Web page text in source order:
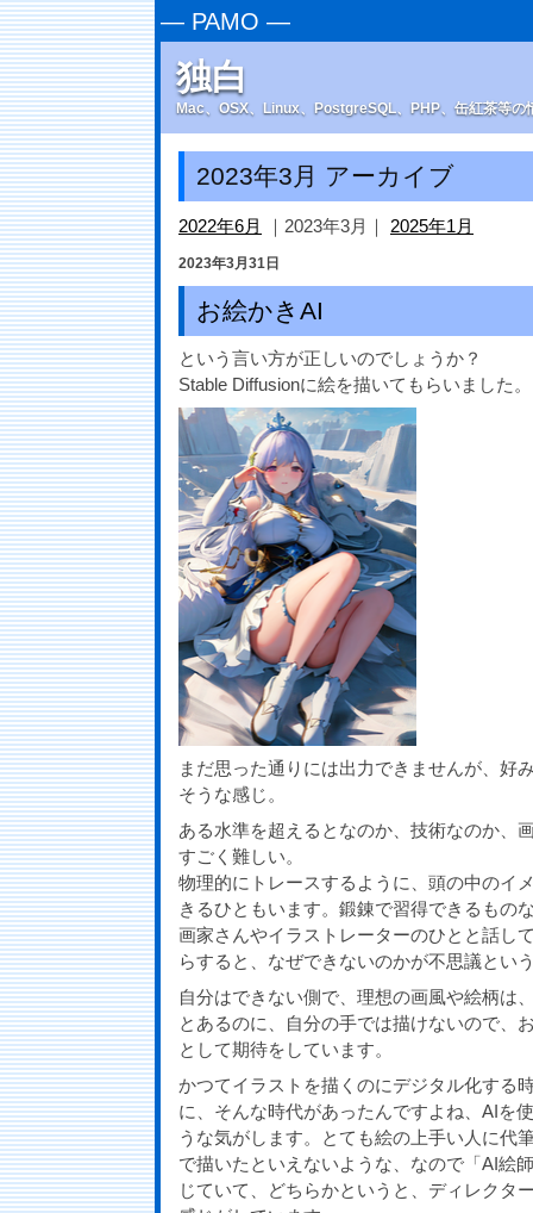
— PAMO —
独白
Mac、OSX、Linux、PostgreSQL、PHP、缶紅茶等の
2023年3月 アーカイブ
2022年6月 ｜2023年3月｜ 2025年1月
2023年3月31日
お絵かきAI
という言い方が正しいのでしょうか？
Stable Diffusionに絵を描いてもらいました。
まだ思った通りには出力できませんが、好
そうな感じ。
ある水準を超えるとなのか、技術なのか、
すごく難しい。
物理的にトレースするように、頭の中のイ
きるひともいます。鍛錬で習得できるもの
画家さんやイラストレーターのひとと話し
らすると、なぜできないのかが不思議とい
自分はできない側で、理想の画風や絵柄は
とあるのに、自分の手では描けないので、
として期待をしています。
かつてイラストを描くのにデジタル化する
に、そんな時代があったんですよね、AIを
うな気がします。とても絵の上手い人に代
で描いたといえないような、なので「AI絵
じていて、どちらかというと、ディレクタ